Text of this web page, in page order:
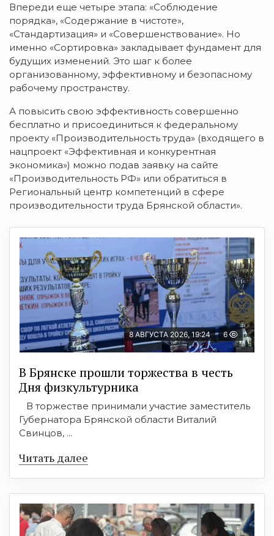
Впереди еще четыре этапа: «Соблюдение
порядка», «Содержание в чистоте»,
«Стандартизация» и «Совершенствование». Но
именно «Сортировка» закладывает фундамент для
будущих изменений. Это шаг к более
организованному, эффективному и безопасному
рабочему пространству.
А повысить свою эффективность совершенно
бесплатно и присоединиться к федеральному
проекту «Производительность труда» (входящего в
нацпроект «Эффективная и конкурентная
экономика») можно подав заявку на сайте
«Производительность РФ» или обратиться в
Региональный центр компетенций в сфере
производительности труда Брянской области».
8 АВГУСТА 2026, 19:24 6
В Брянске прошли торжества в честь
Дня физкультурника
В торжестве принимали участие заместитель
Губернатора Брянской области Виталий
Свинцов, ...
Читать далее